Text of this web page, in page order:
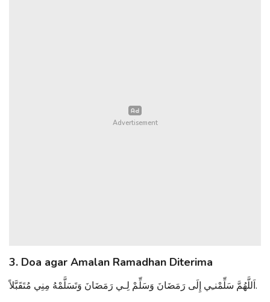
3. Doa agar Amalan Ramadhan Diterima
اَللَّهُمَّ سَلِّمْنـِي إِلَى رَمَضَانَ وَسَلِّمْ لِـي رَمَضَانَ وَتَسَلَّمْهُ مِنِي مُتَقَبَّلاً.